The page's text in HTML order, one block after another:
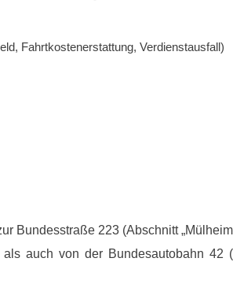
Fahrtkostenerstattung, Verdienstausfall)
Bundesstraße 223 (Abschnitt
auch von der Bundesautobahn 42